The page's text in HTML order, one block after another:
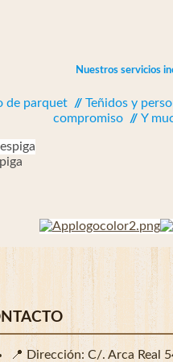
Nuestros servicios
de parquet //Teñidos y
compromiso // Y
📍 Dirección: C/. Arca Real